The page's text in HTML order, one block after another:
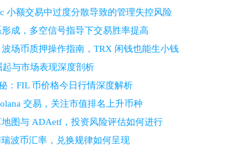
小额交易中过度分散导致的管理失控风险
成，多空信号指导下交易胜率提高
场币质押操作指南，TRX 闲钱也能生小钱
起与市场表现深度剖析
：FIL 币价格今日行情深度解析
交易，关注市值排名上升币种
图与 ADAetf，投资风险评估如何进行
波币汇率，兑换规律如何呈现